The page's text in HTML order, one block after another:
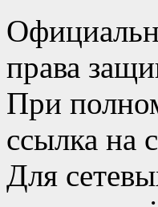
права
При
ссылка на
Для